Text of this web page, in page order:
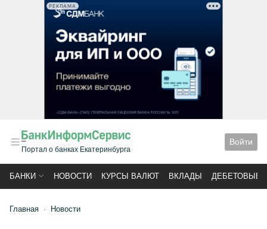
РЕКЛАМА
Портал о банках Екатеринбурга
Войти
БАНКИ НОВОСТИ КУРСЫ ВАЛЮТ ВКЛАДЫ ДЕБЕТОВЫЕ
Главная Новости